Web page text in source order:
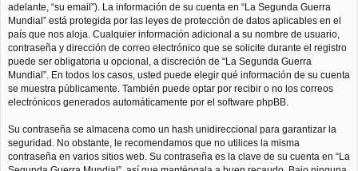
adelante, “su email”). La información de su cuenta en “La Segunda Guerra
Mundial” está protegida por las leyes de protección de datos aplicables en el
país que nos aloja. Cualquier información adicional a su nombre de usuario,
contraseña y dirección de correo electrónico que se solicite durante el registro
puede ser obligatoria u opcional, a discreción de “La Segunda Guerra
Mundial”. En todos los casos, usted puede elegir qué información de su cuenta
se muestra públicamente. También puede optar por recibir o no los correos
electrónicos generados automáticamente por el software phpBB.
Su contraseña se almacena como un hash unidireccional para garantizar la
seguridad. No obstante, le recomendamos que no utilices la misma
contraseña en varios sitios web. Su contraseña es la clave de su cuenta en “La